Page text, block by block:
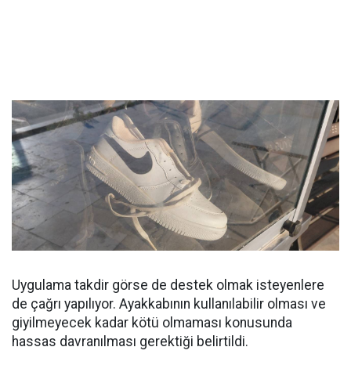
Uygulama takdir görse de destek olmak isteyenlere
de çağrı yapılıyor. Ayakkabının kullanılabilir olması ve
giyilmeyecek kadar kötü olmaması konusunda
hassas davranılması gerektiği belirtildi.